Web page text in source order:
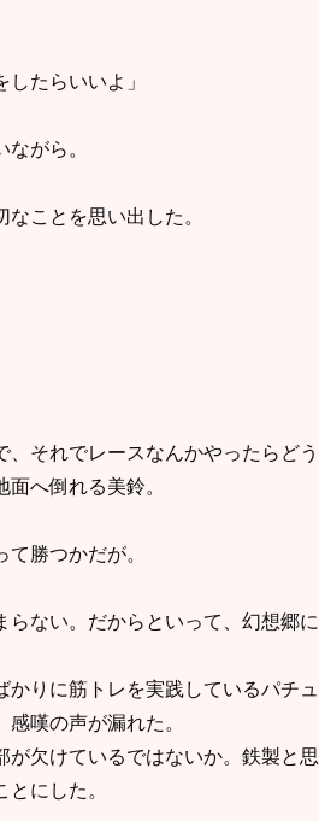
たらいいよ」
がら。
ことを思い出した。
それでレースなんかやったらど
へ倒れる美鈴。
勝つかだが。
ない。だからといって、幻想郷
りに筋トレを実践しているパチ
嘆の声が漏れた。
欠けているではないか。鉄製と
にした。